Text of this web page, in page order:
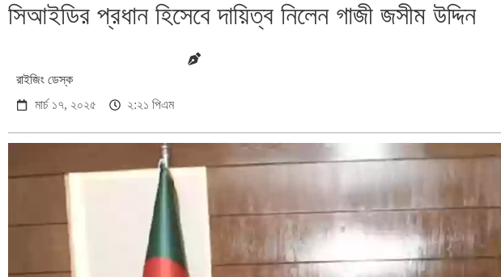
সিআইডির প্রধান হিসেবে দায়িত্ব নিলেন গাজী জসীম উদ্দিন
রাইজিং ডেস্ক
মার্চ ১৭, ২০২৫
২:২১ পিএম